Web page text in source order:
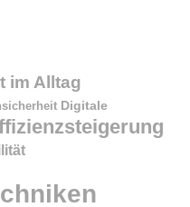
im Alltag
Digitale